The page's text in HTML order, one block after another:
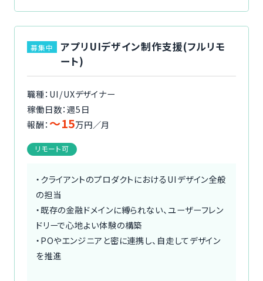
募集中
アプリUIデザイン制作支援(フルリモ
ート)
職種：UI/UXデザイナー
稼働日数：週5日
報酬： 〜15万円／月
リモート可
・クライアントのプロダクトにおけるUIデザイン全般
の担当
・既存の金融ドメインに縛られない、ユーザーフレン
ドリーで心地よい体験の構築
・POやエンジニアと密に連携し、自走してデザイン
を推進